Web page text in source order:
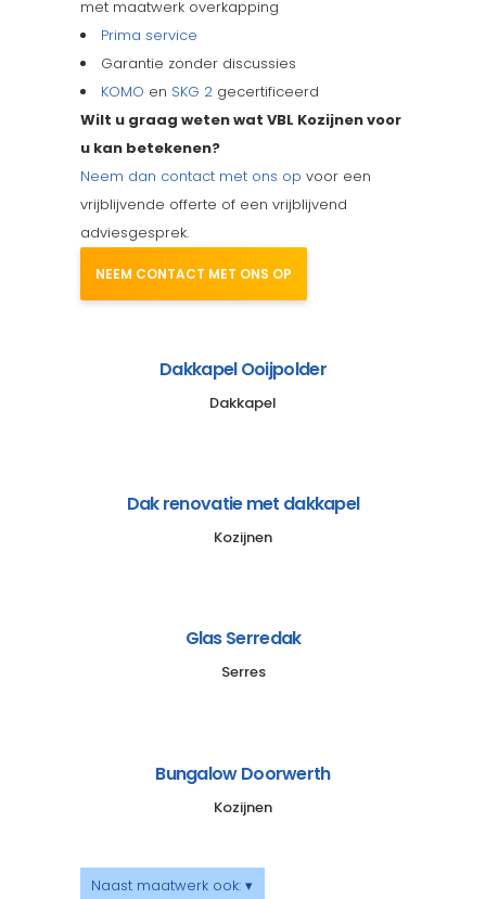
met maatwerk overkapping
Prima service
Garantie zonder discussies
KOMO en SKG 2 gecertificeerd
Wilt u graag weten wat VBL Kozijnen voor
u kan betekenen?
Neem dan contact met ons op voor een
vrijblijvende offerte of een vrijblijvend
adviesgesprek.
NEEM CONTACT MET ONS OP
Dakkapel Ooijpolder
Dakkapel
Dak renovatie met dakkapel
Kozijnen
Glas Serredak
Serres
Bungalow Doorwerth
Kozijnen
Naast maatwerk ook: ▾